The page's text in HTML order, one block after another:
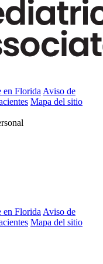
en Florida Aviso de
Mapa del sitio
en Florida Aviso de
Mapa del sitio